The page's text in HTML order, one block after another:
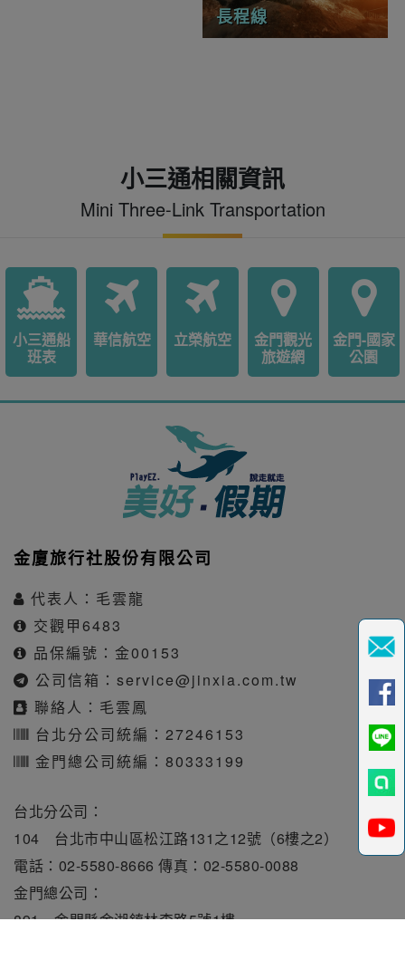
長程線
小三通相關資訊
Mini Three-Link Transportation
小三通船
班表
華信航空 立榮航空
金門觀光
旅遊網
金門-國家
公園
金廈旅行社股份有限公司
代表人：毛雲龍
交觀甲6483
品保編號：金00153
公司信箱： service@jinxia.com.tw
聯絡人：毛雲鳳
台北分公司統編：27246153
金門總公司統編：80333199
台北分公司：
104 台北市中山區松江路131之12號（6樓之2）
電話：02-5580-8666 傳真：02-5580-0088
金門總公司：
891 金門縣金湖鎮林森路5號1樓